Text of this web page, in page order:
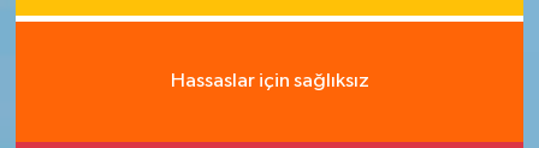
Hassaslar için sağlıksız